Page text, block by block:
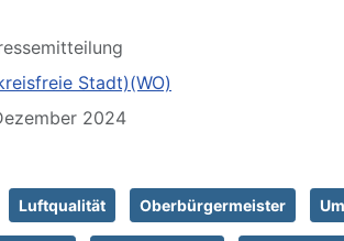
Stadt)(WO)
2024
Luftqualität Oberbürgermeister